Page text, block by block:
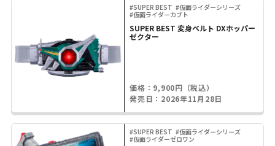
#SUPER BEST #仮面ライダーシリーズ
#仮面ライダーカブト
SUPER BEST 変身ベルト DXホッパー
ゼクター
価格：9,900円（税込）
発売日：2026年11月28日
#SUPER BEST #仮面ライダーシリーズ
#仮面ライダーゼロワン